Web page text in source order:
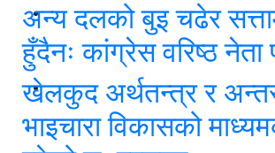
अन्य दलको बुइ चढेर
हुँदैनः कांग्रेस वरिष्ठ नेता
खेलकुद अर्थतन्त्र र
भाइचारा विकासको